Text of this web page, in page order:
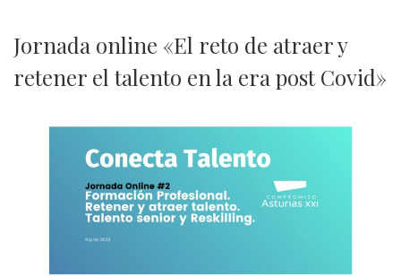
Jornada online «El reto de atraer y
retener el talento en la era post Covid»